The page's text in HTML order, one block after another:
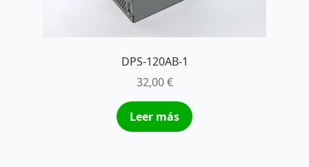
DPS-120AB-1
32,00€
Leer más